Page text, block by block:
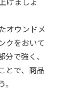
オウンドメ
クをおいて
で強く、
とで、商品